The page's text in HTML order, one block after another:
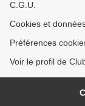
C.G.U.
Cookies et
Préférences
Voir le profil de